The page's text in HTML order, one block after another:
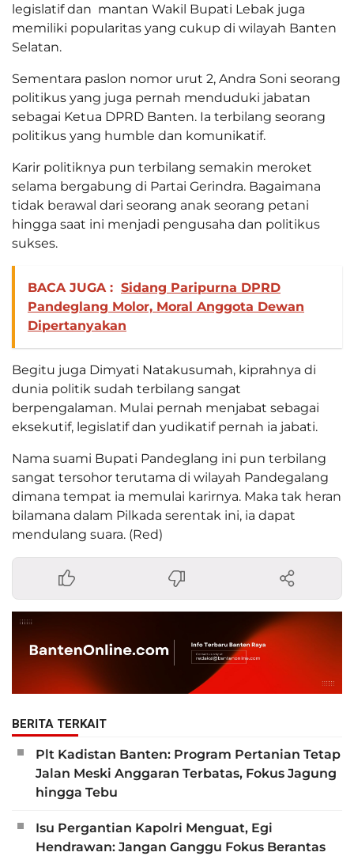
legislatif dan mantan Wakil Bupati Lebak juga
memiliki popularitas yang cukup di wilayah Banten
Selatan.
Sementara paslon nomor urut 2, Andra Soni seorang
politikus yang juga pernah menduduki jabatan
sebagai Ketua DPRD Banten. Ia terbilang seorang
politikus yang humble dan komunikatif.
Karir politiknya pun terbilang semakin meroket
selama bergabung di Partai Gerindra. Bagaimana
tidak berawal dari seorang anak seorang petani
hingga saat ini menjadi pengusaha dan politikus
sukses.
BACA JUGA : Sidang Paripurna DPRD
Pandeglang Molor, Moral Anggota Dewan
Dipertanyakan
Begitu juga Dimyati Natakusumah, kiprahnya di
dunia politik sudah terbilang sangat
berpengalaman. Mulai pernah menjabat sebagai
eksekutif, legislatif dan yudikatif pernah ia jabati.
Nama suami Bupati Pandeglang ini pun terbilang
sangat tersohor terutama di wilayah Pandegalang
dimana tempat ia memulai karirnya. Maka tak heran
bilamana dalam Pilkada serentak ini, ia dapat
mendulang suara. (Red)
BERITA TERKAIT
Plt Kadistan Banten: Program Pertanian Tetap
Jalan Meski Anggaran Terbatas, Fokus Jagung
hingga Tebu
Isu Pergantian Kapolri Menguat, Egi
Hendrawan: Jangan Ganggu Fokus Berantas